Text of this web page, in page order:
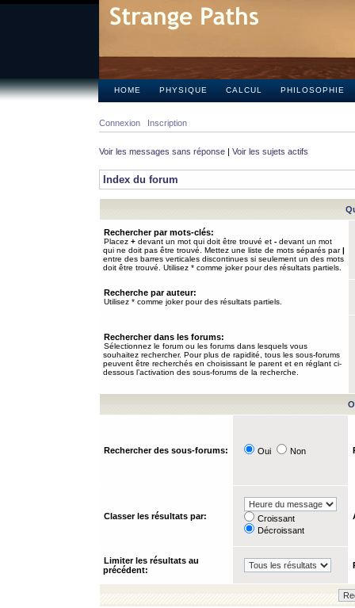
HOME PHYSIQUE CALCUL PHILOSOPHIE
Connexion Inscription
Voir les messages sans réponse | Voir les sujets actifs
Index du forum
Rechercher par mots-clés:
Placez + devant un mot qui doit être trouvé et - devant un mot
qui ne doit pas être trouvé. Mettez une liste de mots séparés par|
entre des barres verticales discontinues si seulement un des mots
doit être trouvé. Utilisez * comme joker pour des résultats partiels.
Recherche par auteur:
Utilisez * comme joker pour des résultats partiels.
Rechercher dans les forums:
Sélectionnez le forum ou les forums dans lesquels vous
souhaitez rechercher. Pour plus de rapidité, tous les sous-forums
peuvent être recherchés en choisissant le parent et en réglant ci-
dessous l’activation des sous-forums de la recherche.
Rechercher des sous-forums: Oui Non
Classer les résultats par:
Croissant
Décroissant
Limiter les résultats au
précédent: